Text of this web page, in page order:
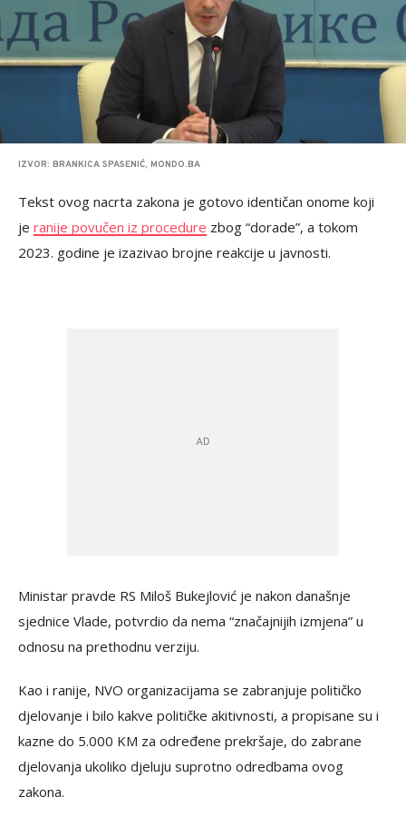
IZVOR: BRANKICA SPASENIĆ, MONDO.BA
Tekst ovog nacrta zakona je gotovo identičan onome koji
je ranije povučen iz procedure zbog “dorade”, a tokom
2023. godine je izazivao brojne reakcije u javnosti.
Ministar pravde RS Miloš Bukejlović je nakon današnje
sjednice Vlade, potvrdio da nema “značajnijih izmjena” u
odnosu na prethodnu verziju.
Kao i ranije, NVO organizacijama se zabranjuje političko
djelovanje i bilo kakve političke akitivnosti, a propisane su i
kazne do 5.000 KM za određene prekršaje, do zabrane
djelovanja ukoliko djeluju suprotno odredbama ovog
zakona.